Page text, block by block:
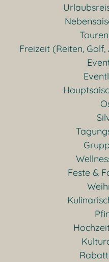
Freizeit (Reiten, Golf,
Feste &